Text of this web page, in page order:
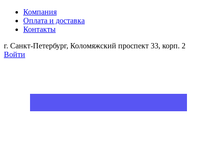
Компания
Оплата и доставка
Контакты
г. Санкт-Петербург, Коломяжский проспект 33, корп. 2
Войти